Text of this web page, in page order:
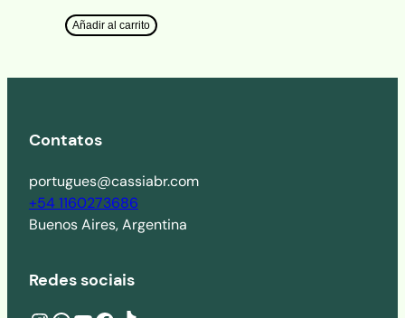
original
era:
Añadir al carrito
Contatos
portugues@cassiabr.com
+54 1160273686
Buenos Aires, Argentina
Redes sociais